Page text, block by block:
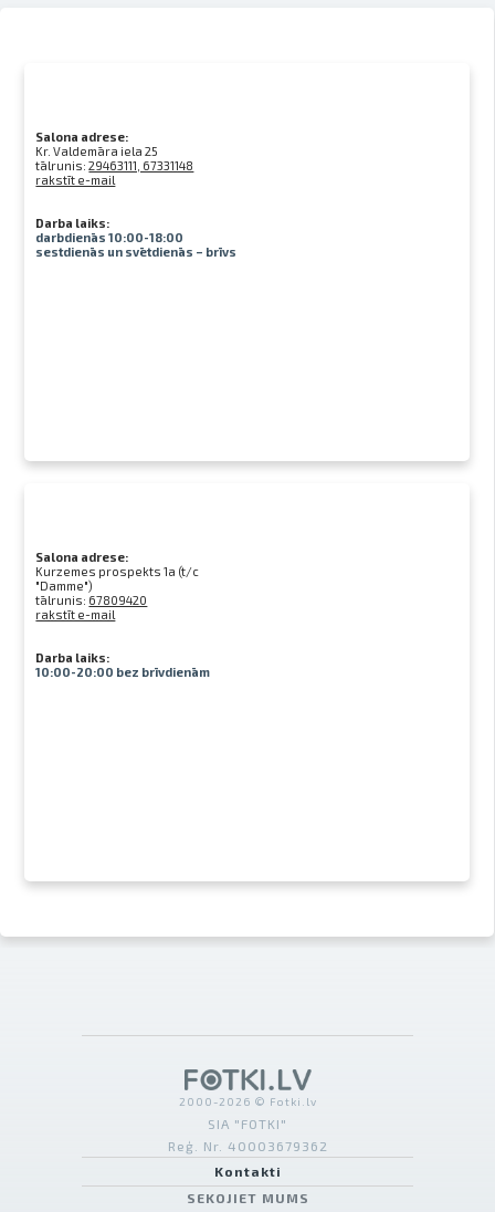
Salona adrese:
Kr. Valdemāra iela 25
tālrunis:29463111, 67331148
rakstīt e-mail
Darba laiks:
darbdienās 10:00-18:00
sestdienās un svētdienās – brīvs
Salona adrese:
Kurzemes prospekts 1a (t/c
"Damme")
tālrunis: 67809420
rakstīt e-mail
Darba laiks:
10:00-20:00 bez brīvdienām
2000-2026 © Fotki.lv
SIA "FOTKI"
Reģ. Nr. 40003679362
Kontakti
SEKOJIET MUMS